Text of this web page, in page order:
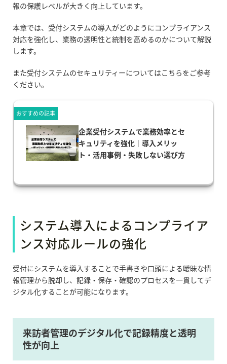
報の保護レベルが大きく向上しています。
本章では、受付システムの導入がどのようにコンプライアンス
対応を強化し、業務の透明性と統制を高めるのかについて解説
します。
また受付システムのセキュリティーについてはこちらをご参考
ください。
企業受付システムで業務効率とセ
キュリティを強化｜導入メリッ
ト・活用事例・失敗しない選び方
おすすめの記事
システム導入によるコンプライア
ンス対応ルールの強化
受付にシステムを導入することで手書きや口頭による曖昧な情
報管理から脱却し、記録・保存・確認のプロセスを一貫してデ
ジタル化することが可能になります。
来訪者管理のデジタル化で記録精度と透明
性が向上